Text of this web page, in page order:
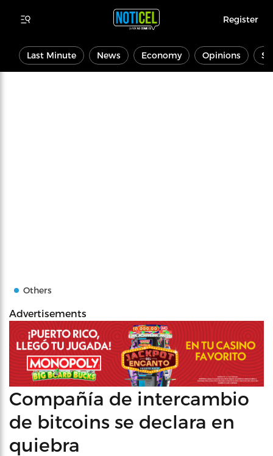
Register
Last Minute News Economy Opinions
Others
Advertisements
Compañía de intercambio
de bitcoins se declara en
quiebra